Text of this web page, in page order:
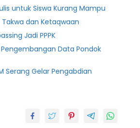
untuk Siswa Kurang Mampu
dan Ketaqwaan
Jadi PPPK
Pengembangan Data Pondok
Serang Gelar Pengabdian